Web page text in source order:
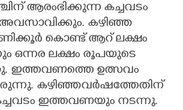
ആരംഭിക്കുന്ന കച്ചവടം
അവസാവിക്കും. കഴിഞ്ഞ
കൊണ്ട് ആറ് ലക്ഷം
ഒന്നര ലക്ഷം രൂപയുടെ
ഇത്തവണത്തെ ഉത്സവം
കഴിഞ്ഞവർഷത്തേതിന്
ഇത്തവണയും നടന്നു.